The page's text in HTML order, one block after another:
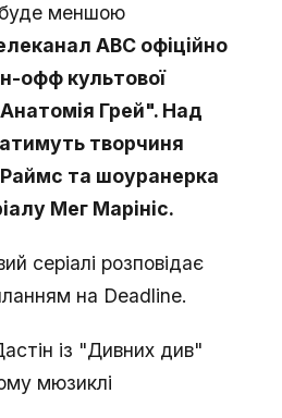
буде меншою
ABC офіційно
офф культової
Грей". Над
творчиня
та шоуранерка
Мег Марініс.
серіалі розповідає
на Deadline.
із "Дивних див"
мюзиклі